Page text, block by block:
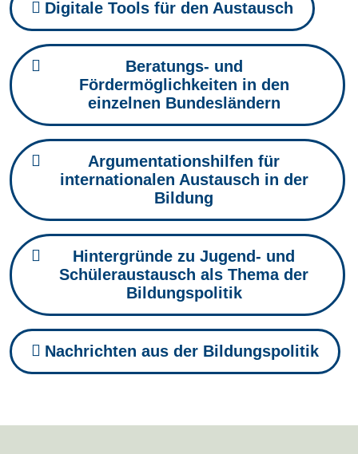
Digitale Tools für den Austausch
Beratungs- und
Fördermöglichkeiten in den
einzelnen Bundesländern
Argumentationshilfen für
internationalen Austausch in der
Bildung
Hintergründe zu Jugend- und
Schüleraustausch als Thema der
Bildungspolitik
Nachrichten aus der Bildungspolitik